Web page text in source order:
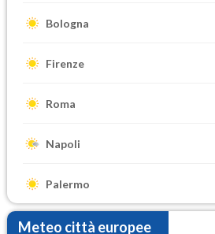
Bologna
Firenze
Roma
Napoli
Palermo
Meteo città europee